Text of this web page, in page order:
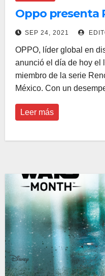
Oppo presenta
SEP 24, 2021
OPPO, líder global en
anunció el día de hoy el
miembro de la serie
México. Con un
Leer más